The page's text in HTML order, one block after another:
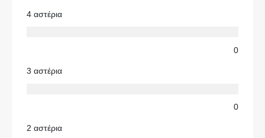
4 αστέρια
0
3 αστέρια
0
2 αστέρια